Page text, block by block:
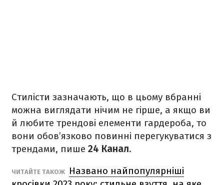
Стилісти зазначають, що в цьому вбранні
можна виглядати нічим не гірше, а якщо ви
й любите трендові елементи гардероба, то
вони обов’язково повинні перегукуватися з
трендами, пише 24 Канал.
ЧИТАЙТЕ ТАКОЖ
Названо найпопулярніші